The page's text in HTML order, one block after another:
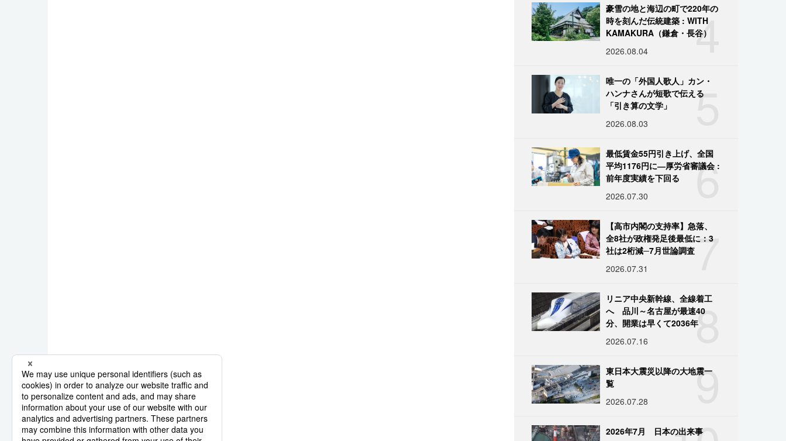
4
豪雪の地と海辺の町で220年の
時を刻んだ伝統建築 : WITH
KAMAKURA（鎌倉・長谷）
2026.08.04
5
唯一の「外国人歌人」カン・
ハンナさんが短歌で伝える
「引き算の文学」
2026.08.03
6
最低賃金55円引き上げ、全国
平均1176円に―厚労省審議会 :
前年度実績を下回る
2026.07.30
7
【高市内閣の支持率】急落、
全8社が政権発足後最低に：3
社は2桁減─7月世論調査
2026.07.31
8
リニア中央新幹線、全線着工
へ 品川～名古屋が最速40
分、開業は早くて2036年
2026.07.16
9
東日本大震災以降の大地震一
覧
2026.07.28
2026年7月 日本の出来事